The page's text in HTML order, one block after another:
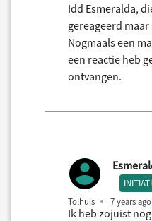
Idd Esmeralda,
gereageerd
Nogmaals een
een reactie heb
ontvangen.
Tolhuis 7 years ago
Ik heb zojuist